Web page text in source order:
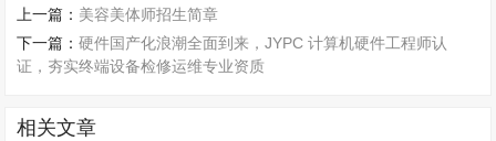
上一篇： 美容美体师招生简章
下一篇：硬件国产化浪潮全面到来，JYPC 计算机硬件工程师认
证，夯实终端设备检修运维专业资质
相关文章